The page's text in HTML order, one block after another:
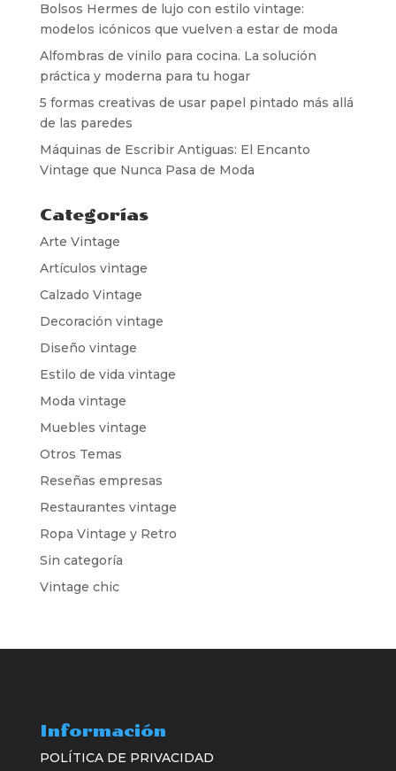
Bolsos Hermes de lujo con estilo vintage:
modelos icónicos que vuelven a estar de moda
Alfombras de vinilo para cocina. La solución
práctica y moderna para tu hogar
5 formas creativas de usar papel pintado más allá
de las paredes
Máquinas de Escribir Antiguas: El Encanto
Vintage que Nunca Pasa de Moda
Categorías
Arte Vintage
Artículos vintage
Calzado Vintage
Decoración vintage
Diseño vintage
Estilo de vida vintage
Moda vintage
Muebles vintage
Otros Temas
Reseñas empresas
Restaurantes vintage
Ropa Vintage y Retro
Sin categoría
Vintage chic
Información
POLÍTICA DE PRIVACIDAD